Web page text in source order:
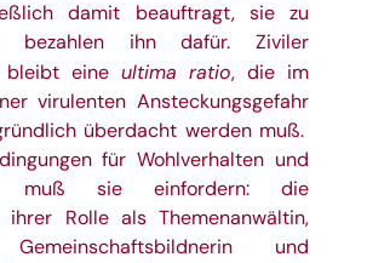
damit beauftragt, sie zu
bezahlen ihn dafür. Ziviler
bleibt eine ultima ratio, die im
virulenten Ansteckungsgefahr
überdacht werden muß.
für Wohlverhalten und
muß sie einfordern: die
ihrer Rolle als Themenanwältin,
und